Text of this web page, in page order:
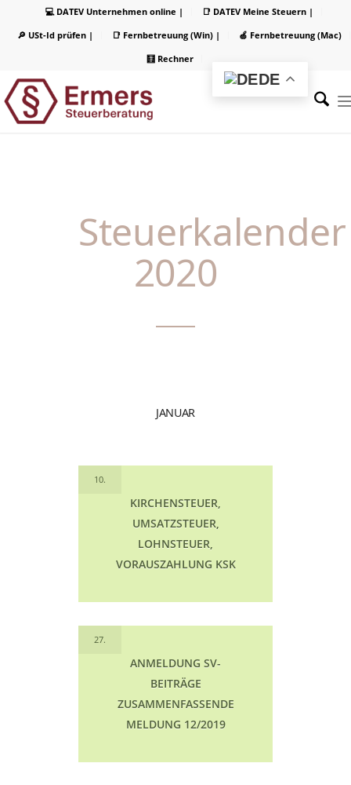
💻 DATEV Unternehmen online |
📑 DATEV Meine Steuern |
🔎 USt-Id prüfen |
📑 Fernbetreuung (Win) |
🍏 Fernbetreuung (Mac)
🧮 Rechner
DE
Steuerkalender
2020
JANUAR
10.
KIRCHENSTEUER,
UMSATZSTEUER,
LOHNSTEUER,
VORAUSZAHLUNG KSK
27.
ANMELDUNG SV-
BEITRÄGE
ZUSAMMENFASSENDE
MELDUNG 12/2019